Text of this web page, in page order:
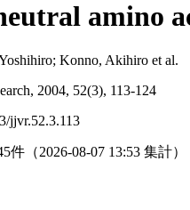
amino
Konno, Akihiro et al.
2004, 52(3), 113-124
jjvr.52.3.113
件 （2026-08-07 13:53 集計）